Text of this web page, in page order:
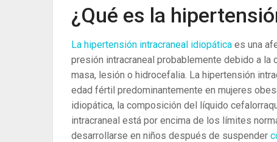
¿Qué es la
La hipertensión intracraneal idiopática es una
presión intracraneal probablemente debido a
masa, lesión o hidrocefalia. La hipertensión
edad fértil predominantemente en mujeres
idiopática, la composición del líquido
intracraneal está por encima de los límites
desarrollarse en niños después de suspender